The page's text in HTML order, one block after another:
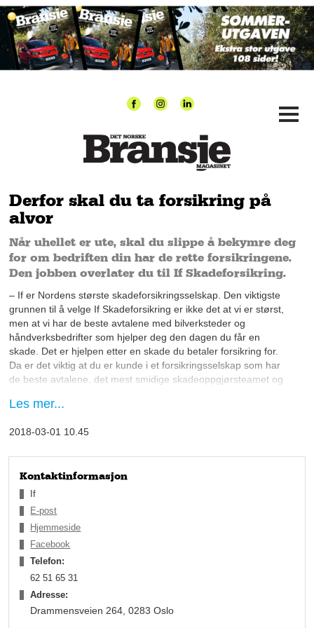
Derfor skal du ta forsikring på
alvor
Når uhellet er ute, skal du slippe å bekymre deg
for om bedriften din har de rette forsikringene.
Den jobben overlater du til If Skadeforsikring.
– If er Nordens største skadeforsikringsselskap. Den viktigste
grunnen til å velge If Skadeforsikring er ikke det at vi er størst,
men at vi har de beste avtalene med bilverksteder og
håndverksbedrifter som hjelper deg den dagen du får en
skade. Det er hjelpen etter en skade du betaler forsikring for.
Da er det viktig at du er kunde i et forsikringsselskap som har
de beste avtalene, det mest smidige skadeoppgjørsteamet og
Skadeforsikring fremfor konkurrentene. Hjelmstad er
Trøndelag.
If Skadeforsikring har avtaler lokalt med alle typer
håndverksbedrifter. Det betyr at når det meldes en skade, går
denne meldingen videre til deres lokale samarbeidspartner.
Samarbeidsbedriften rykker ut og besiktiger skaden, samtidig
organiseres skadeutbedring så raskt som mulig. Det er dette
som gir If fornøyde kunder!
– If er store på forsikring av anleggsbransjen og
transportnæringen. Vi har gjennom mange år bygd opp en stor
Les mer...
2018-03-01 10.45
Kontaktinformasjon
If
E-post
Hjemmeside
Facebook
Telefon:
62 51 65 31
Adresse:
Drammensveien 264, 0283 Oslo